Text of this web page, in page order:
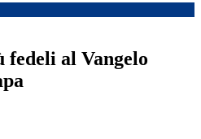
al Vangelo